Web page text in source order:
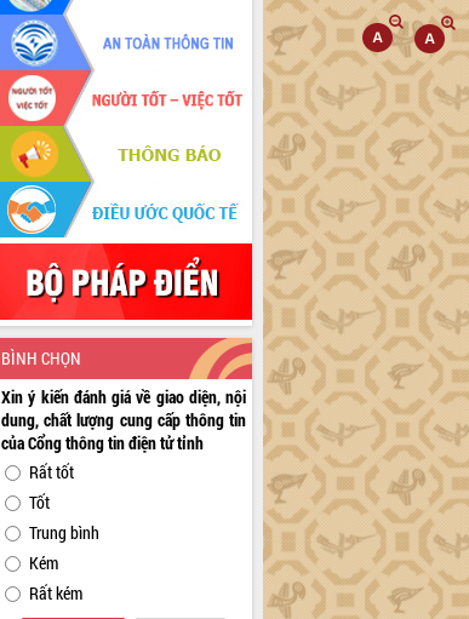
BÌNH CHỌN
Xin ý kiến đánh giá về giao diện, nội
dung, chất lượng cung cấp thông tin
của Cổng thông tin điện tử tỉnh
Rất tốt
Tốt
Trung bình
Kém
Rất kém